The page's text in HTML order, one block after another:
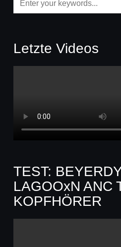
Letzte Videos
TEST:
LAGOOxN ANC
KOPFHÖRER